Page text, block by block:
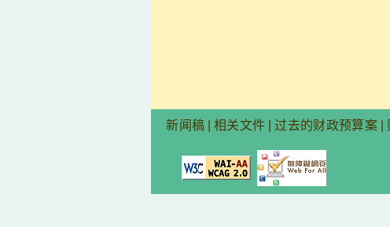
新闻稿 |相关文件 |过去的财政预算案